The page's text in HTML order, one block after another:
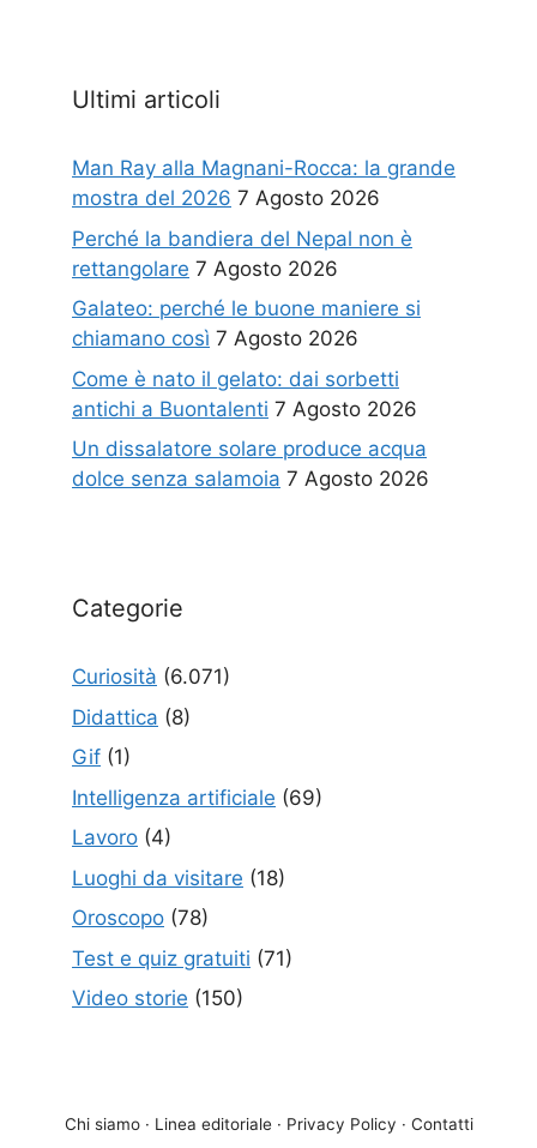
Ultimi articoli
Man Ray alla Magnani-Rocca: la grande
mostra del 2026 7 Agosto 2026
Perché la bandiera del Nepal non è
rettangolare 7 Agosto 2026
Galateo: perché le buone maniere si
chiamano così 7 Agosto 2026
Come è nato il gelato: dai sorbetti
antichi a Buontalenti 7 Agosto 2026
Un dissalatore solare produce acqua
dolce senza salamoia 7 Agosto 2026
Categorie
Curiosità (6.071)
Didattica (8)
Gif (1)
Intelligenza artificiale (69)
Lavoro (4)
Luoghi da visitare (18)
Oroscopo (78)
Test e quiz gratuiti (71)
Video storie (150)
Chi siamo · Linea editoriale · Privacy Policy · Contatti